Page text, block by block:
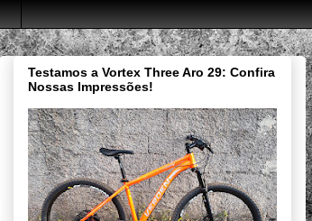
Testamos a Vortex Three Aro 29: Confira
Nossas Impressões!